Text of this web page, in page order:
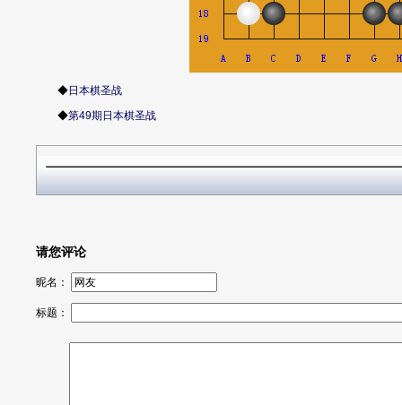
◆日本棋圣战
◆第49期日本棋圣战
请您评论
昵名：
标题：